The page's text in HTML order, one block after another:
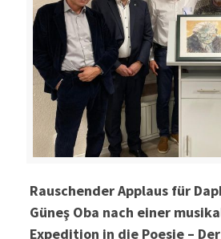
Rauschender Applaus für
Güneş Oba nach einer
Expedition in die Poesie –